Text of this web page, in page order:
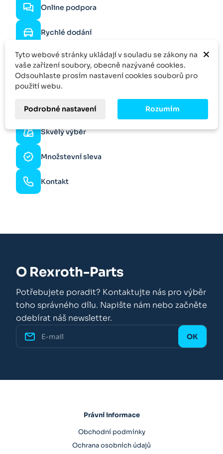
Online podpora
Rychlé dodání
Rychlá odezva
Specifická poptávka
Zeptejte se na slevu
Skvělý výběr
Množstevní sleva
Kontakt
O Rexroth-Parts
Potřebujete poradit? Kontaktujte nás pro výběr
toho správného dílu. Napište nám nebo začněte
odebírat náš newsletter.
Právní informace
Obchodní podmínky
Ochrana osobních údajů
×
Tyto webové stránky ukládají v souladu se zákony na
vaše zařízení soubory, obecně nazývané cookies.
Odsouhlaste prosím nastavení cookies souborů pro
použití webu.
Podrobné nastavení Rozumím